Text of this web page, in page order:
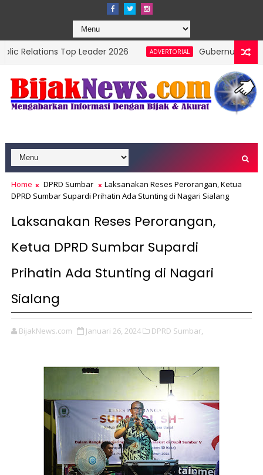
Top Leader 2026 ADVERTORIAL
Gubernur Mahyeldi Raih
Home DPRD Sumbar
Laksanakan Reses Perorangan, Ketua
DPRD Sumbar Supardi Prihatin Ada Stunting di Nagari Sialang
Laksanakan Reses Perorangan,
Ketua DPRD Sumbar Supardi
Prihatin Ada Stunting di Nagari
Sialang
BijakNews.com Januari 26, 2024 DPRD Sumbar,